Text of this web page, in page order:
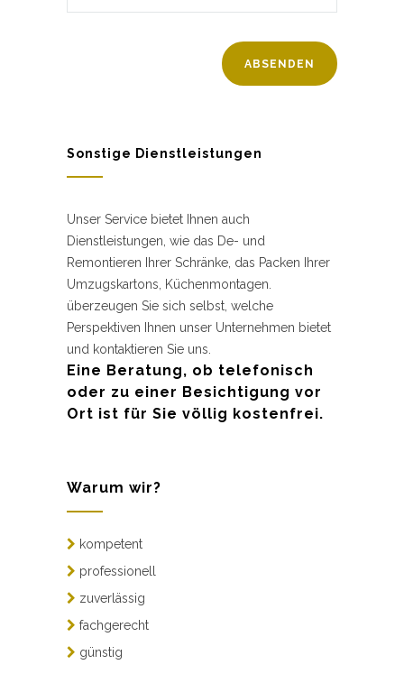
Sonstige Dienstleistungen
Unser Service bietet Ihnen auch
Dienstleistungen, wie das De- und
Remontieren Ihrer Schränke, das Packen Ihrer
Umzugskartons, Küchenmontagen.
überzeugen Sie sich selbst, welche
Perspektiven Ihnen unser Unternehmen bietet
und kontaktieren Sie uns.
Eine Beratung, ob telefonisch
oder zu einer Besichtigung vor
Ort ist für Sie völlig kostenfrei.
Warum wir?
kompetent
professionell
zuverlässig
fachgerecht
günstig